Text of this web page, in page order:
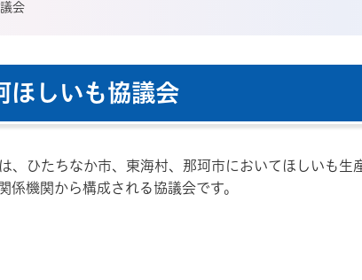
会
ほしいも協議会
、ひたちなか市、東海村、那珂市においてほしいも生
係機関から構成される協議会です。